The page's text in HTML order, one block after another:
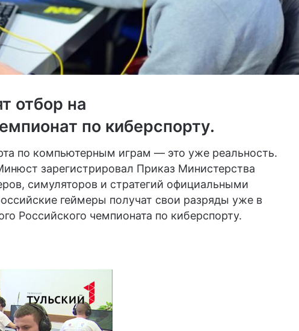
отбор на
по киберспорту.
по компьютерным играм — это уже реальность.
зарегистрировал Приказ Министерства
симуляторов и стратегий официальными
геймеры получат свои разряды уже в
Российского чемпионата по киберспорту.